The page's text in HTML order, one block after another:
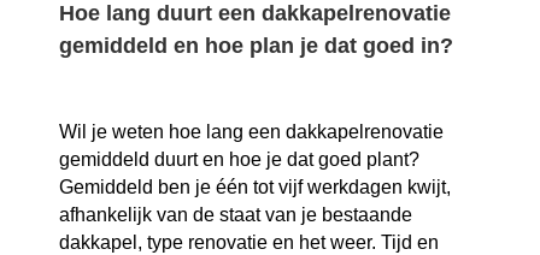
Hoe lang duurt een dakkapelrenovatie
gemiddeld en hoe plan je dat goed in?
Wil je weten hoe lang een dakkapelrenovatie
gemiddeld duurt en hoe je dat goed plant?
Gemiddeld ben je één tot vijf werkdagen kwijt,
afhankelijk van de staat van je bestaande
dakkapel, type renovatie en het weer.​ Tijd en